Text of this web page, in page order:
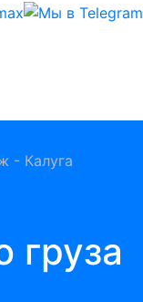
- Калуга
груза